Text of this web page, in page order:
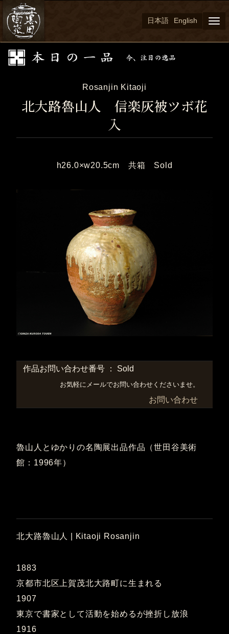
日本語 English
Rosanjin Kitaoji
北大路魯山人 信楽灰被ツボ花
入
h26.0×w20.5cm 共箱 Sold
作品お問い合わせ番号 ： Sold
お気軽にメールでお問い合わせくださいませ。
お問い合わせ
魯山人とゆかりの名陶展出品作品（世田谷美術
館：1996年）
北大路魯山人 | Kitaoji Rosanjin
1883
京都市北区上賀茂北大路町に生まれる
1907
東京で書家として活動を始めるが挫折し放浪
1916